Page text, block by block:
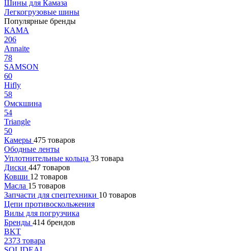
Шины для Камаза
Легкогрузовые шины
Популярные бренды
КАМА
206
Annaite
78
SAMSON
60
Hifly
58
Омскшина
54
Triangle
50
Камеры 475 товаров
Ободные ленты
Уплотнительные кольца 33 товара
Диски 447 товаров
Ковши 12 товаров
Масла 15 товаров
Запчасти для спецтехники 10 товаров
Цепи противоскольжения
Вилы для погрузчика
Бренды 414 брендов
BKT
2373 товара